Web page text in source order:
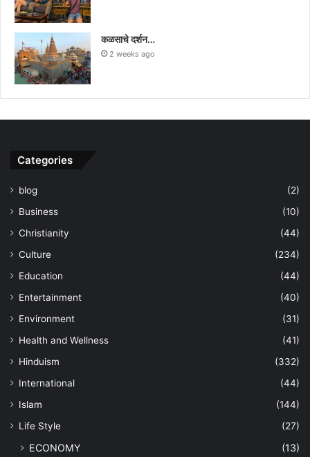
कळसाचे दर्शन…
2 weeks ago
Categories
blog
(2)
Business
(10)
Christianity
(44)
Culture
(234)
Education
(44)
Entertainment
(40)
Environment
(31)
Health and Wellness
(41)
Hinduism
(332)
International
(44)
Islam
(144)
Life Style
(27)
ECONOMY (13)